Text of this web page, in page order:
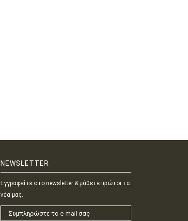
NEWSLETTER
Εγγραφείτε στο newsletter & μάθετε πρώτοι τα
νέα μας.